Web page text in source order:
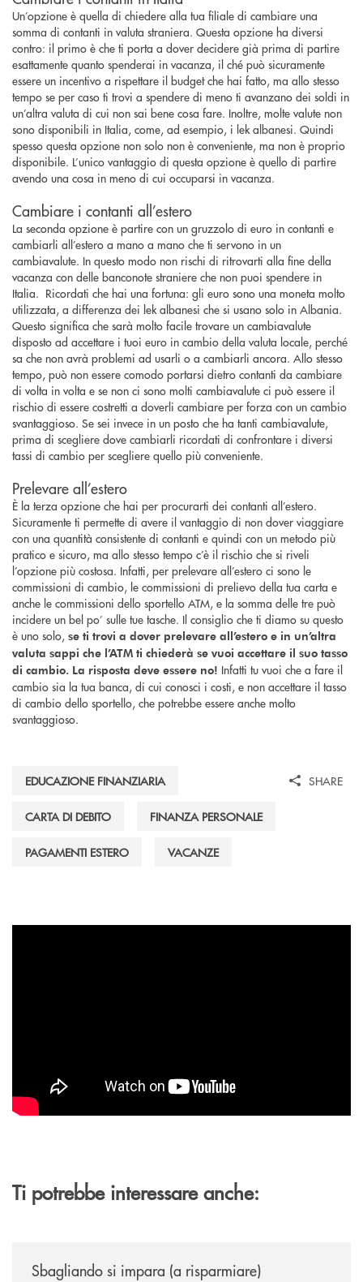
Un’opzione è quella di chiedere alla tua filiale di cambiare una
somma di contanti in valuta straniera. Questa opzione ha diversi
contro: il primo è che ti porta a dover decidere già prima di partire
esattamente quanto spenderai in vacanza, il ché può sicuramente
essere un incentivo a rispettare il budget che hai fatto, ma allo stesso
tempo se per caso ti trovi a spendere di meno ti avanzano dei soldi in
un’altra valuta di cui non sai bene cosa fare. Inoltre, molte valute non
sono disponibili in Italia, come, ad esempio, i lek albanesi. Quindi
spesso questa opzione non solo non è conveniente, ma non è proprio
disponibile. L’unico vantaggio di questa opzione è quello di partire
avendo una cosa in meno di cui occuparsi in vacanza.
Cambiare i contanti all’estero
La seconda opzione è partire con un gruzzolo di euro in contanti e
cambiarli all’estero a mano a mano che ti servono in un
cambiavalute. In questo modo non rischi di ritrovarti alla fine della
vacanza con delle banconote straniere che non puoi spendere in
Italia. Ricordati che hai una fortuna: gli euro sono una moneta molto
utilizzata, a differenza dei lek albanesi che si usano solo in Albania.
Questo significa che sarà molto facile trovare un cambiavalute
disposto ad accettare i tuoi euro in cambio della valuta locale, perché
sa che non avrà problemi ad usarli o a cambiarli ancora. Allo stesso
tempo, può non essere comodo portarsi dietro contanti da cambiare
di volta in volta e se non ci sono molti cambiavalute ci può essere il
rischio di essere costretti a doverli cambiare per forza con un cambio
svantaggioso. Se sei invece in un posto che ha tanti cambiavalute,
prima di scegliere dove cambiarli ricordati di confrontare i diversi
tassi di cambio per scegliere quello più conveniente.
Prelevare all’estero
È la terza opzione che hai per procurarti dei contanti all’estero.
Sicuramente ti permette di avere il vantaggio di non dover viaggiare
con una quantità consistente di contanti e quindi con un metodo più
pratico e sicuro, ma allo stesso tempo c’è il rischio che si riveli
l’opzione più costosa. Infatti, per prelevare all’estero ci sono le
commissioni di cambio, le commissioni di prelievo della tua carta e
anche le commissioni dello sportello ATM, e la somma delle tre può
incidere un bel po’ sulle tue tasche. Il consiglio che ti diamo su questo
è uno solo, se ti trovi a dover prelevare all’estero e in un’altra
valuta sappi che l’ATM ti chiederà se vuoi accettare il suo tasso
di cambio. La risposta deve essere no! Infatti tu vuoi che a fare il
cambio sia la tua banca, di cui conosci i costi, e non accettare il tasso
di cambio dello sportello, che potrebbe essere anche molto
svantaggioso.
EDUCAZIONE FINANZIARIA
CARTA DI DEBITO FINANZA PERSONALE
PAGAMENTI ESTERO VACANZE
SHARE
Ti potrebbe interessare anche:
Sbagliando si impara (a risparmiare)